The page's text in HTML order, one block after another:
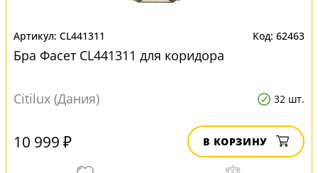
CL441311 62463
Бра Фасет CL441311 для коридора
Citilux (Дания) 32 шт.
10 999 ₽ В КОРЗИНУ